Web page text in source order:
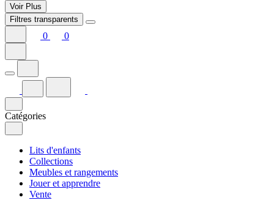
Voir Plus
Filtres transparents
0 0
Catégories
Lits d'enfants
Collections
Meubles et rangements
Jouer et apprendre
Vente